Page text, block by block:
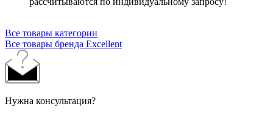
Все товары категории
Все товары бренда Excellent
Нужна консультация?